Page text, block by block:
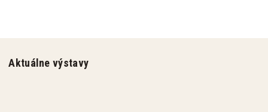
Aktuálne výstavy